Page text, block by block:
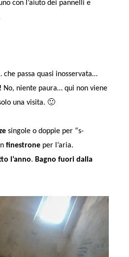
con l’aiuto dei pannelli e
passa quasi inosservata…
No, niente paura… qui non viene
una visita. 🙂
singole o doppie per “s-
finestroneper l’aria.
l’anno. Bagno fuori dalla